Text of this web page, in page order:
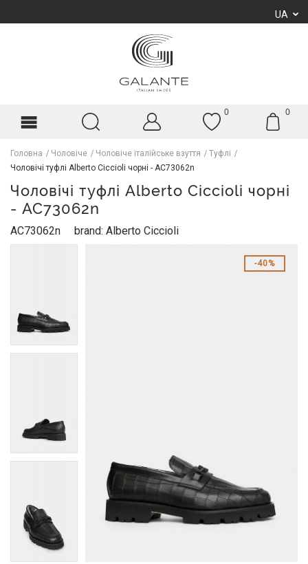
UA
0 0
Головна Чоловіче Чоловіче італійське взуття
Туфлі
Чоловічі туфлі Alberto Ciccioli чорні - AC73062n
Чоловічі туфлі Alberto Ciccioli чорні
- AC73062n
AC73062n brand: Alberto Ciccioli
40%